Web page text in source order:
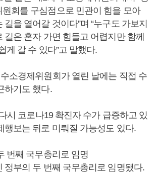
회를 구심점으로 민관이 힘을 모아
을 열어갈 것이다”며 “누구도 가보지
길은 혼자 가면 힘들고 어렵지만 함께
게 갈 수 있다”고 말했다.
소경제위원회가 열린 날에는 직접 수
하기도 했다.
시 코로나19 확진자 수가 급증하고 있
행보는 뒤로 미뤄질 가능성도 있다.
번째 국무총리로 임명
정부의 두 번째 국무총리로 임명됐다.